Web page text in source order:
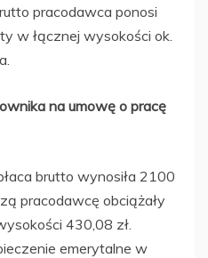
pracodawca ponosi
w łącznej wysokości ok.
na umowę o pracę
brutto wynosiła 2100
pracodawcę obciążały
430,08 zł.
emerytalne w